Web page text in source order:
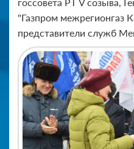
госсовета РТ V созыва,
"Газпром межрегионгаз
представители служб